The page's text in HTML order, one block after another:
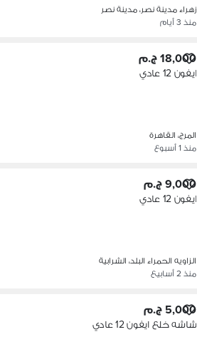
زهراء مدينة نصر، مدينة نصر
منذ 3 أيام
18,000 ج.م
ايفون 12 عادي
المرج، القاهرة
منذ 1 أسبوع
9,000 ج.م
ايفون 12 عادي
الزاويه الحمراء البلد، الشرابية
منذ 2 أسابيع
5,000 ج.م
شاشه خلع ايفون 12 عادي